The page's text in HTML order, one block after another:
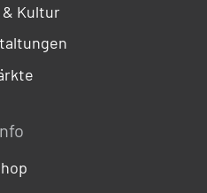
Kultur